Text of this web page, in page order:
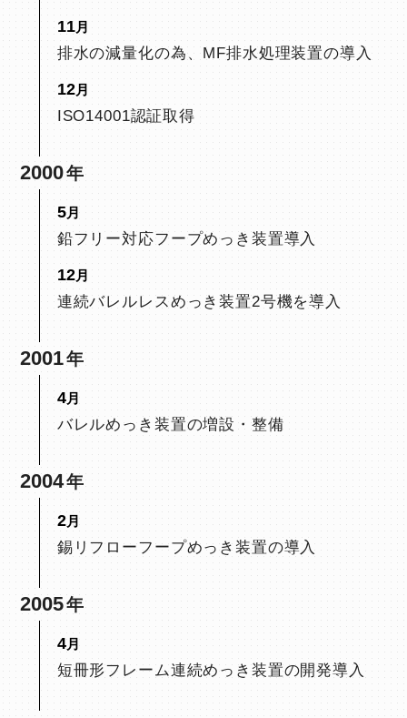
11
排水の減量化の為、MF排水処理装置の導入
12
ISO14001認証取得
2000
5
鉛フリー対応フープめっき装置導入
12
連続バレルレスめっき装置2号機を導入
2001
4
バレルめっき装置の増設・整備
2004
2
錫リフローフープめっき装置の導入
2005
4
短冊形フレーム連続めっき装置の開発導入